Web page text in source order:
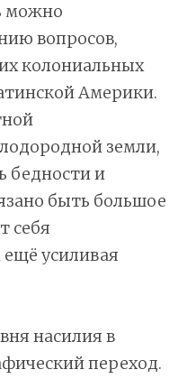
можно
вопросов,
колониальных
Америки.
земли,
бедности и
быть большое
себя
усиливая
насилия в
переход.